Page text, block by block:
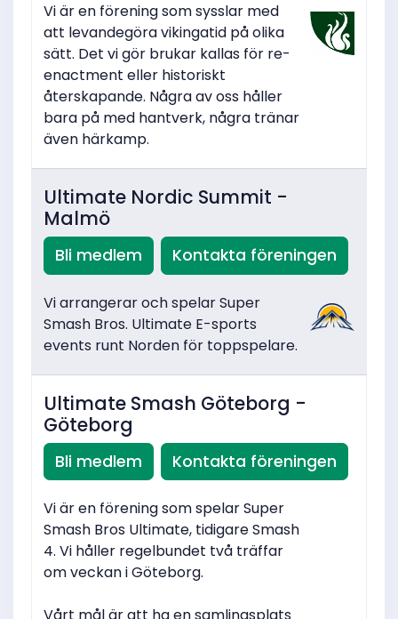
Vi är en förening som sysslar med
att levandegöra vikingatid på olika
sätt. Det vi gör brukar kallas för re-
enactment eller historiskt
återskapande. Några av oss håller
bara på med hantverk, några tränar
även härkamp.
Ultimate Nordic Summit -
Malmö
Bli medlem Kontakta föreningen
Vi arrangerar och spelar Super
Smash Bros. Ultimate E-sports
events runt Norden för toppspelare.
Ultimate Smash Göteborg -
Göteborg
Bli medlem Kontakta föreningen
Vi är en förening som spelar Super
Smash Bros Ultimate, tidigare Smash
4. Vi håller regelbundet två träffar
om veckan i Göteborg.